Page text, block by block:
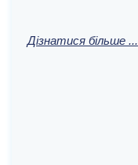
Дізнатися більше ...